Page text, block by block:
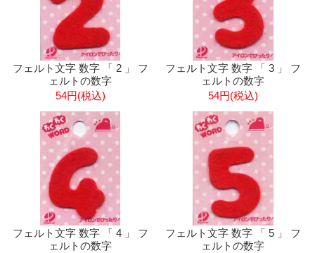
フェルト文字 数字 「 2 」 フ
ェルトの数字
54円(税込)
フェルト文字 数字 「 3 」 フ
ェルトの数字
54円(税込)
フェルト文字 数字 「 4 」 フ
ェルトの数字
フェルト文字 数字 「 5 」 フ
ェルトの数字